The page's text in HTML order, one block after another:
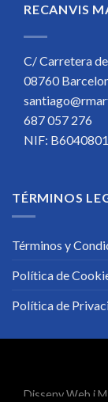
RECANVIS
C/ Carretera
08760
687 057 276
NIF:
TÉRMINOS
Términos y
Política de
Política de
Disseny Web i